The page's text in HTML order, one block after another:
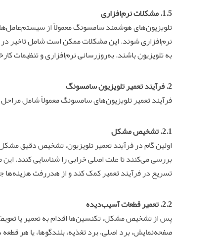
1.5. مشکلات نرم‌افزاری
تلویزیون‌های هوشمند سامسونگ معمولاً از
نرم‌افزاری شوند. این مشکلات ممکن است شامل تاخیر
به تلویزیون باشند. به‌روزرسانی نرم‌افزاری و تنظیمات
2. فرآیند
تعمیر تلویزیونسامسونگ
فرآیند تعمیر تلویزیون‌های سامسونگ معمولاً شامل
2.1. تشخیص مشکل
اولین گام در فرآیند تعمیر تلویزیون، تشخیص دقیق
بررسی می‌کنند تا علت اصلی خرابی را شناسایی کنند.
تسریع در فرآیند تعمیر کمک کند و از هدررفت هزینه‌ها
2.2. تعمیرقطعات آسیب‌دیده
پس از تشخیص مشکل، تکنسین‌ها اقدام به تعمیر یا
صفحه‌نمایش، برد اصلی، برد تغذیه، بلندگوها، یا هر